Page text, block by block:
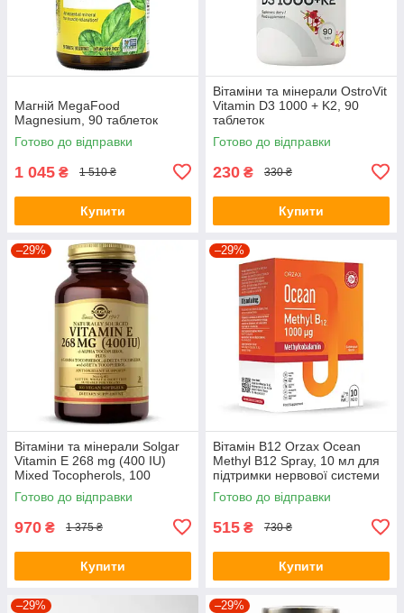
Магній MegaFood
Magnesium, 90 таблеток
Готово до відправки
1 045 ₴ 1 510 ₴
Купити
Вітаміни та мінерали OstroVit
Vitamin D3 1000 + K2, 90
таблеток
Готово до відправки
230 ₴ 330 ₴
Купити
–29%
Вітаміни та мінерали Solgar
Vitamin E 268 mg (400 IU)
Mixed Tocopherols, 100
вегакапсул
Готово до відправки
970 ₴ 1 375 ₴
Купити
–29%
Вітамін B12 Orzax Ocean
Methyl B12 Spray, 10 мл для
підтримки нервової системи
Готово до відправки
515 ₴ 730 ₴
Купити
–29% –29%